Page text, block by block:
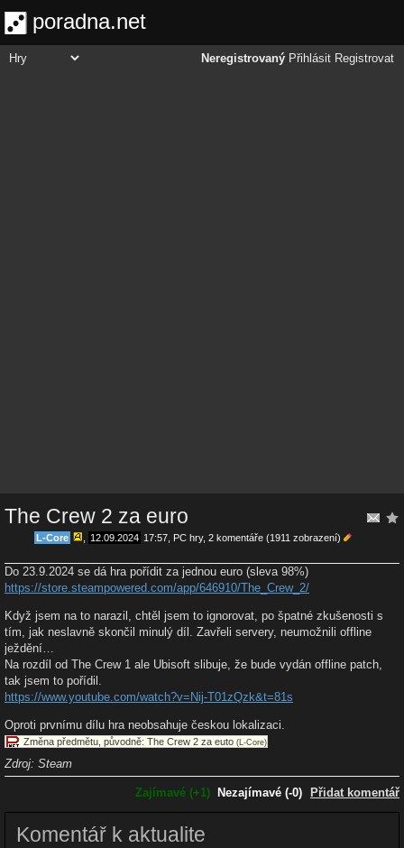
poradna.net
Neregistrovaný Přihlásit Registrovat
The Crew 2 za euro
L-Core 12.09.2024 17:57 PC hry, 2 komentáře (1911 zobrazení)
Do 23.9.2024 se dá hra pořídit za jednou euro (sleva 98%)
https://store.steampowered.com/app/646910/The_Crew_2/
Když jsem na to narazil, chtěl jsem to ignorovat, po špatné zkušenosti s
tím, jak neslavně skončil minulý díl. Zavřeli servery, neumožnili offline
ježdění…
Na rozdíl od The Crew 1 ale Ubisoft slibuje, že bude vydán offline patch,
tak jsem to pořídil.
https://www.youtube.com/watch?v=Nij-T01zQzk&t=81s
Oproti prvnímu dílu hra neobsahuje českou lokalizaci.
Změna předmětu, původně: The Crew 2 za euto (L-Core)
Zdroj: Steam
Zajímavé (+1) Nezajímavé (-0) Přidat komentář
Komentář k aktualite